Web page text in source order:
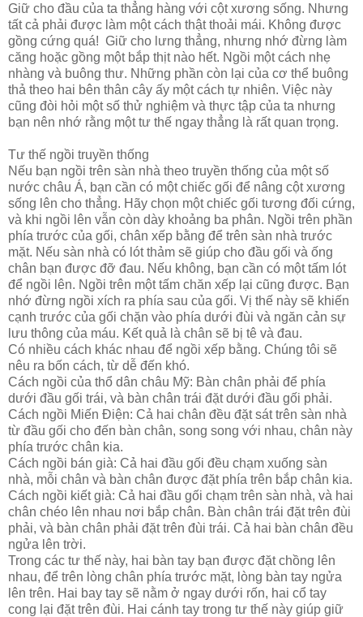
Giữ cho đầu của ta thẳng hàng với cột xương sống. Nhưng
tất cả phải được làm một cách thật thoải mái. Không được
gồng cứng quá! Giữ cho lưng thẳng, nhưng nhớ đừng làm
căng hoặc gồng một bắp thịt nào hết. Ngồi một cách nhẹ
nhàng và buông thư. Những phần còn lại của cơ thể buông
thả theo hai bên thân cây ấy một cách tự nhiên. Việc này
cũng đòi hỏi một số thử nghiệm và thực tập của ta nhưng
bạn nên nhớ rằng một tư thế ngay thẳng là rất quan trọng.
Tư thế ngồi truyền thống
Nếu bạn ngồi trên sàn nhà theo truyền thống của một số
nước châu Á, bạn cần có một chiếc gối để nâng cột xương
sống lên cho thẳng. Hãy chọn một chiếc gối tương đối cứng,
và khi ngồi lên vẫn còn dày khoảng ba phân. Ngồi trên phần
phía trước của gối, chân xếp bằng để trên sàn nhà trước
mặt. Nếu sàn nhà có lót thảm sẽ giúp cho đầu gối và ống
chân bạn được đỡ đau. Nếu không, bạn cần có một tấm lót
để ngồi lên. Ngồi trên một tấm chăn xếp lại cũng được. Bạn
nhớ đừng ngồi xích ra phía sau của gối. Vị thế này sẽ khiến
cạnh trước của gối chặn vào phía dưới đùi và ngăn cản sự
lưu thông của máu. Kết quả là chân sẽ bị tê và đau.
Có nhiều cách khác nhau để ngồi xếp bằng. Chúng tôi sẽ
nêu ra bốn cách, từ dễ đến khó.
Cách ngồi của thổ dân châu Mỹ: Bàn chân phải để phía
dưới đầu gối trái, và bàn chân trái đặt dưới đầu gối phải.
Cách ngồi Miến Điện: Cả hai chân đều đặt sát trên sàn nhà
từ đầu gối cho đến bàn chân, song song với nhau, chân này
phía trước chân kia.
Cách ngồi bán già: Cả hai đầu gối đều chạm xuống sàn
nhà, mỗi chân và bàn chân được đặt phía trên bắp chân kia.
Cách ngồi kiết già: Cả hai đầu gối chạm trên sàn nhà, và hai
chân chéo lên nhau nơi bắp chân. Bàn chân trái đặt trên đùi
phải, và bàn chân phải đặt trên đùi trái. Cả hai bàn chân đều
ngửa lên trời.
Trong các tư thế này, hai bàn tay bạn được đặt chồng lên
nhau, để trên lòng chân phía trước mặt, lòng bàn tay ngửa
lên trên. Hai bay tay sẽ nằm ở ngay dưới rốn, hai cổ tay
cong lại đặt trên đùi. Hai cánh tay trong tư thế này giúp giữ